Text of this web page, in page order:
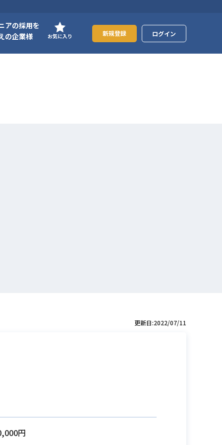
アの採用を
の企業様
お気に入り 新規登録 ログイン
更新日:2022/07/11
円